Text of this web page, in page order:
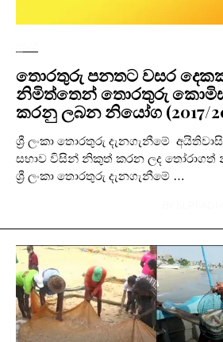
තොරතුරු පනතට වසර
නිමිත්තෙන් තොරතුරු
කරනු ලබන නියෝග (2017/
ශ්‍රී ලංකා තොරතුරු දැනගැනීමේ
සභාව විසින් නිකුත් කරන ලද තෝරාගත්
ශ්‍රී ලංකා තොරතුරු දැනගැනීමේ …